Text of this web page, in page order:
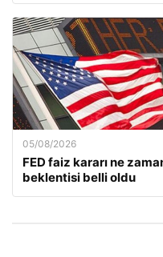
05/08/2026
FED faiz kararı ne
beklentisi belli oldu